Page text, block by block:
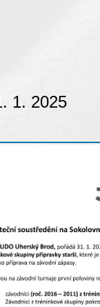
1. 2025